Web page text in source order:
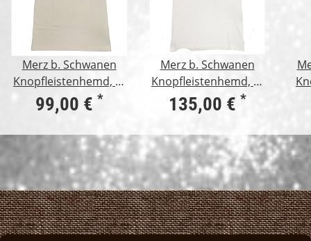
Merz b. Schwanen
Knopfleistenhemd, 2-
fädig, 1/4 Arm, natur
99,00 € *
Merz b. Schwanen
Knopfleistenhemd, 1-
fädig, 1/4 Arm, weiß
135,00 € *